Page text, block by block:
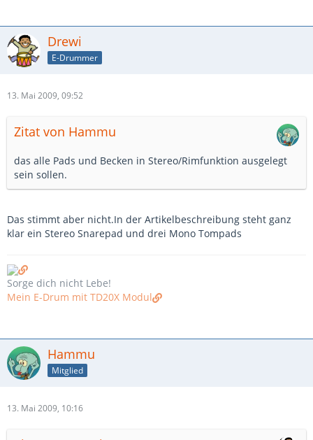
Drewi
E-Drummer
13. Mai 2009, 09:52
Zitat von Hammu
das alle Pads und Becken in Stereo/Rimfunktion ausgelegt
sein sollen.
Das stimmt aber nicht.In der Artikelbeschreibung steht ganz
klar ein Stereo Snarepad und drei Mono Tompads
Sorge dich nicht Lebe!
Mein E-Drum mit TD20X Modul
Hammu
Mitglied
13. Mai 2009, 10:16